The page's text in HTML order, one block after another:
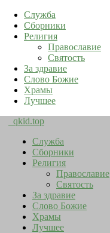
Служба
Сборники
Религия
Православие
Святость
За здравие
Слово Божие
Храмы
Лучшее
qkid.top
Служба
Сборники
Религия
Православие
Святость
За здравие
Слово Божие
Храмы
Лучшее